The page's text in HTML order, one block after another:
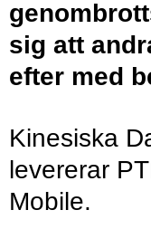
sig att
efter med
Kinesiska
levererar
Mobile.